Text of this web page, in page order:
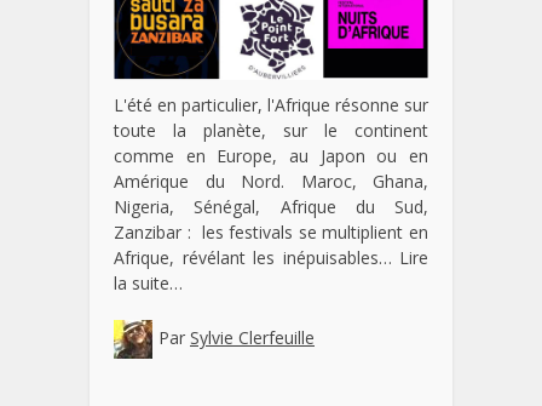
L'été en particulier, l'Afrique résonne sur
toute la planète, sur le continent
comme en Europe, au Japon ou en
Amérique du Nord. Maroc, Ghana,
Nigeria, Sénégal, Afrique du Sud,
Zanzibar : les festivals se multiplient en
Afrique, révélant les inépuisables… Lire
la suite…
Par Sylvie Clerfeuille